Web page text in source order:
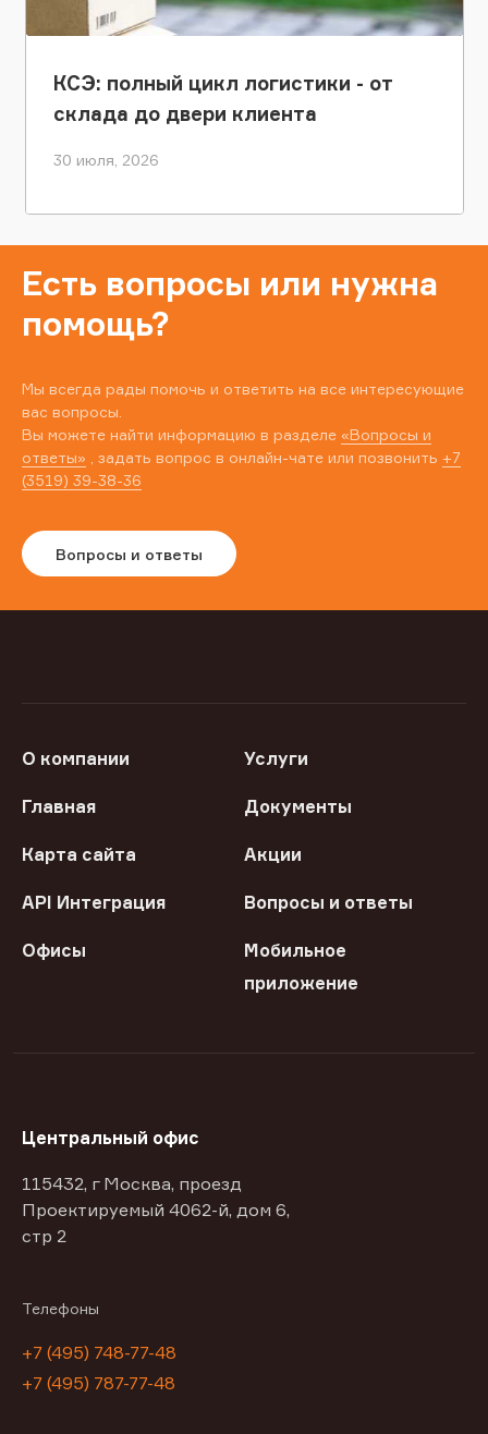
КСЭ: полный цикл логистики - от
склада до двери клиента
30 июля, 2026
Есть вопросы или нужна
помощь?
Мы всегда рады помочь и ответить на все интересующие
вас вопросы.
Вы можете найти информацию в разделе «Вопросы и
ответы» , задать вопрос в онлайн-чате или позвонить +7
(3519) 39-38-36
Вопросы и ответы
О компании Услуги
Главная Документы
Карта сайта Акции
API Интеграция Вопросы и ответы
Офисы
Мобильное
приложение
Центральный офис
115432, г Москва, проезд
Проектируемый 4062-й, дом 6,
стр 2
Телефоны
+7 (495) 748-77-48
+7 (495) 787-77-48